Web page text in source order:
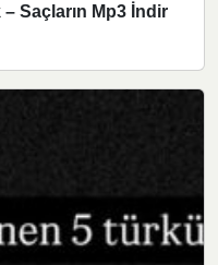
Saçların Mp3 İndir